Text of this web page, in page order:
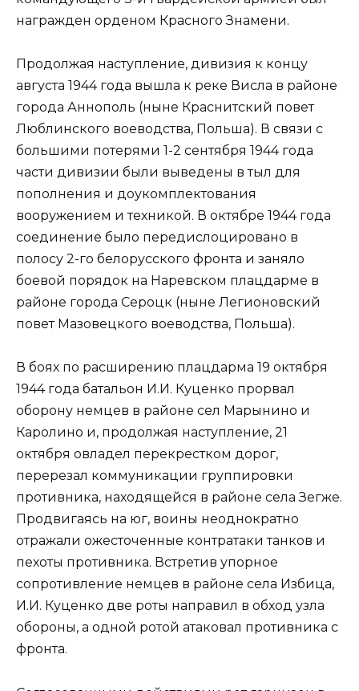
награжден орденом Красного Знамени.
Продолжая наступление, дивизия к концу
августа 1944 года вышла к реке Висла в районе
города Аннополь (ныне Краснитский повет
Люблинского воеводства, Польша). В связи с
большими потерями 1-2 сентября 1944 года
части дивизии были выведены в тыл для
пополнения и доукомплектования
вооружением и техникой. В октябре 1944 года
соединение было передислоцировано в
полосу 2-го белорусского фронта и заняло
боевой порядок на Наревском плацдарме в
районе города Сероцк (ныне Легионовский
повет Мазовецкого воеводства, Польша).
В боях по расширению плацдарма 19 октября
1944 года батальон И.И. Куценко прорвал
оборону немцев в районе сел Марынино и
Каролино и, продолжая наступление, 21
октября овладел перекрестком дорог,
перерезал коммуникации группировки
противника, находящейся в районе села Зегже.
Продвигаясь на юг, воины неоднократно
отражали ожесточенные контратаки танков и
пехоты противника. Встретив упорное
сопротивление немцев в районе села Избица,
И.И. Куценко две роты направил в обход узла
обороны, а одной ротой атаковал противника с
фронта.